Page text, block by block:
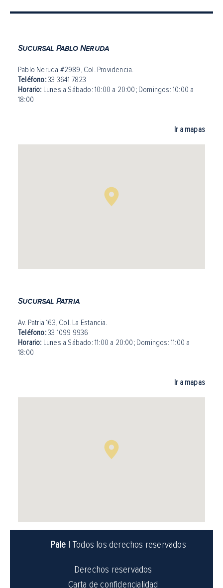
Sucursal Pablo Neruda
Pablo Neruda #2989, Col. Providencia.
Teléfono:33 3641 7823
Horario: Lunes a Sábado: 10:00 a 20:00; Domingos: 10:00 a
18:00
Ir a mapas
Sucursal Patria
Av. Patria 163, Col. La Estancia.
Teléfono:33 1099 9936
Horario: Lunes a Sábado: 11:00 a 20:00; Domingos: 11:00 a
18:00
Ir a mapas
Pale | Todos los derechos reservados
Derechos reservados
Carta de confidencialidad